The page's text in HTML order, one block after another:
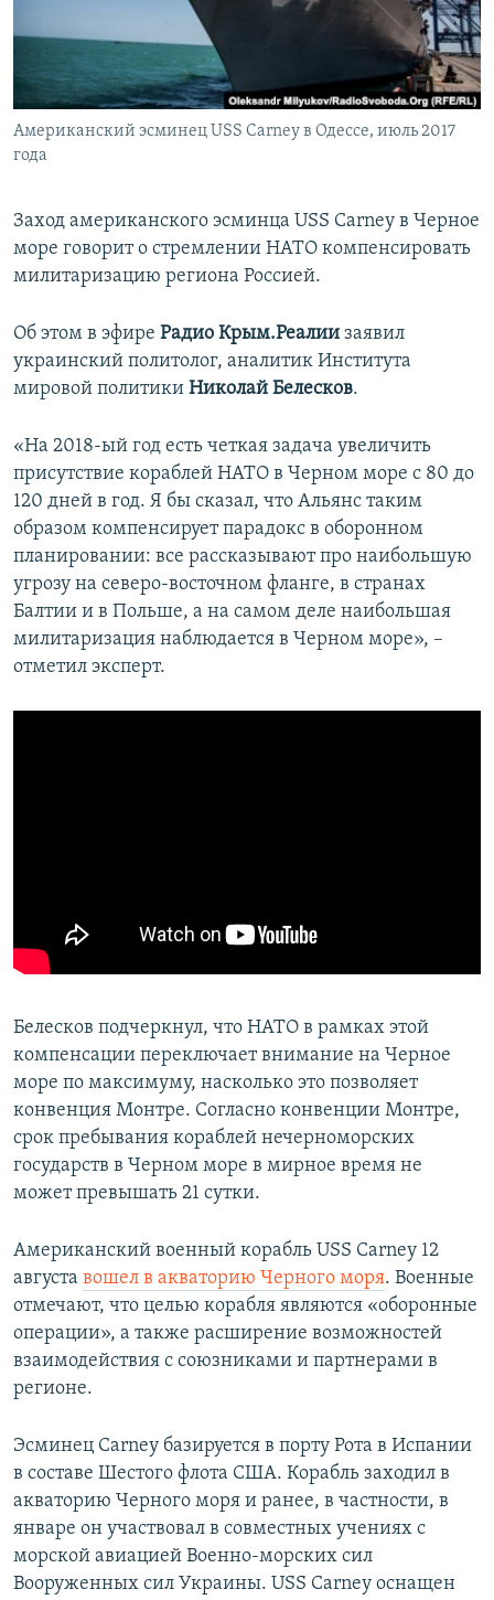
ПОБЕДИТЕЛЕЙ НЕ СУДЯТ?
ELIFBE
УКРАИНСКАЯ ПРОБЛЕМА КРЫМА
Все сайты RFE/RL
Американский эсминец USS Carney в Одессе, июль 2017
года
Заход американского эсминца USS Carney в Черное
море говорит о стремлении НАТО компенсировать
милитаризацию региона Россией.
Об этом в эфире Радио Крым.Реалии заявил
украинский политолог, аналитик Института
мировой политики Николай Белесков.
«На 2018-ый год есть четкая задача увеличить
присутствие кораблей НАТО в Черном море с 80 до
120 дней в год. Я бы сказал, что Альянс таким
образом компенсирует парадокс в оборонном
планировании: все рассказывают про наибольшую
угрозу на северо-восточном фланге, в странах
Балтии и в Польше, а на самом деле наибольшая
милитаризация наблюдается в Черном море», –
отметил эксперт.
Белесков подчеркнул, что НАТО в рамках этой
компенсации переключает внимание на Черное
море по максимуму, насколько это позволяет
конвенция Монтре. Согласно конвенции Монтре,
срок пребывания кораблей нечерноморских
государств в Черном море в мирное время не
может превышать 21 сутки.
Американский военный корабль USS Carney 12
августа вошел в акваторию Черного моря. Военные
отмечают, что целью корабля являются «оборонные
операции», а также расширение возможностей
взаимодействия с союзниками и партнерами в
регионе.
Эсминец Carney базируется в порту Рота в Испании
в составе Шестого флота США. Корабль заходил в
акваторию Черного моря и ранее, в частности, в
январе он участвовал в совместных учениях с
морской авиацией Военно-морских сил
Вооруженных сил Украины. USS Carney оснащен